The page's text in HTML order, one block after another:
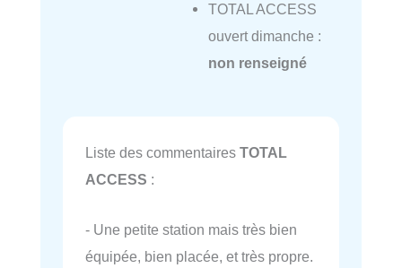
TOTAL ACCESS
ouvert dimanche :
non renseigné
Liste des commentaires TOTAL
ACCESS :
- Une petite station mais très bien
équipée, bien placée, et très propre.